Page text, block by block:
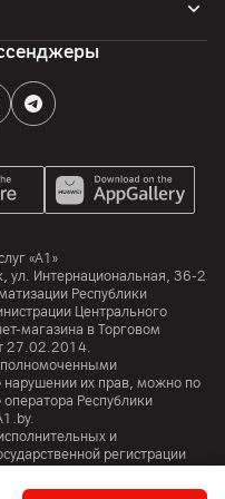
«А1»
, ул. Интернациональная, 36-2
Республики
Центрального
магазина в Торговом
27.02.2014.
нарушении их прав, можно по
Республики
и
регистрации
+375 17 374 01 46.